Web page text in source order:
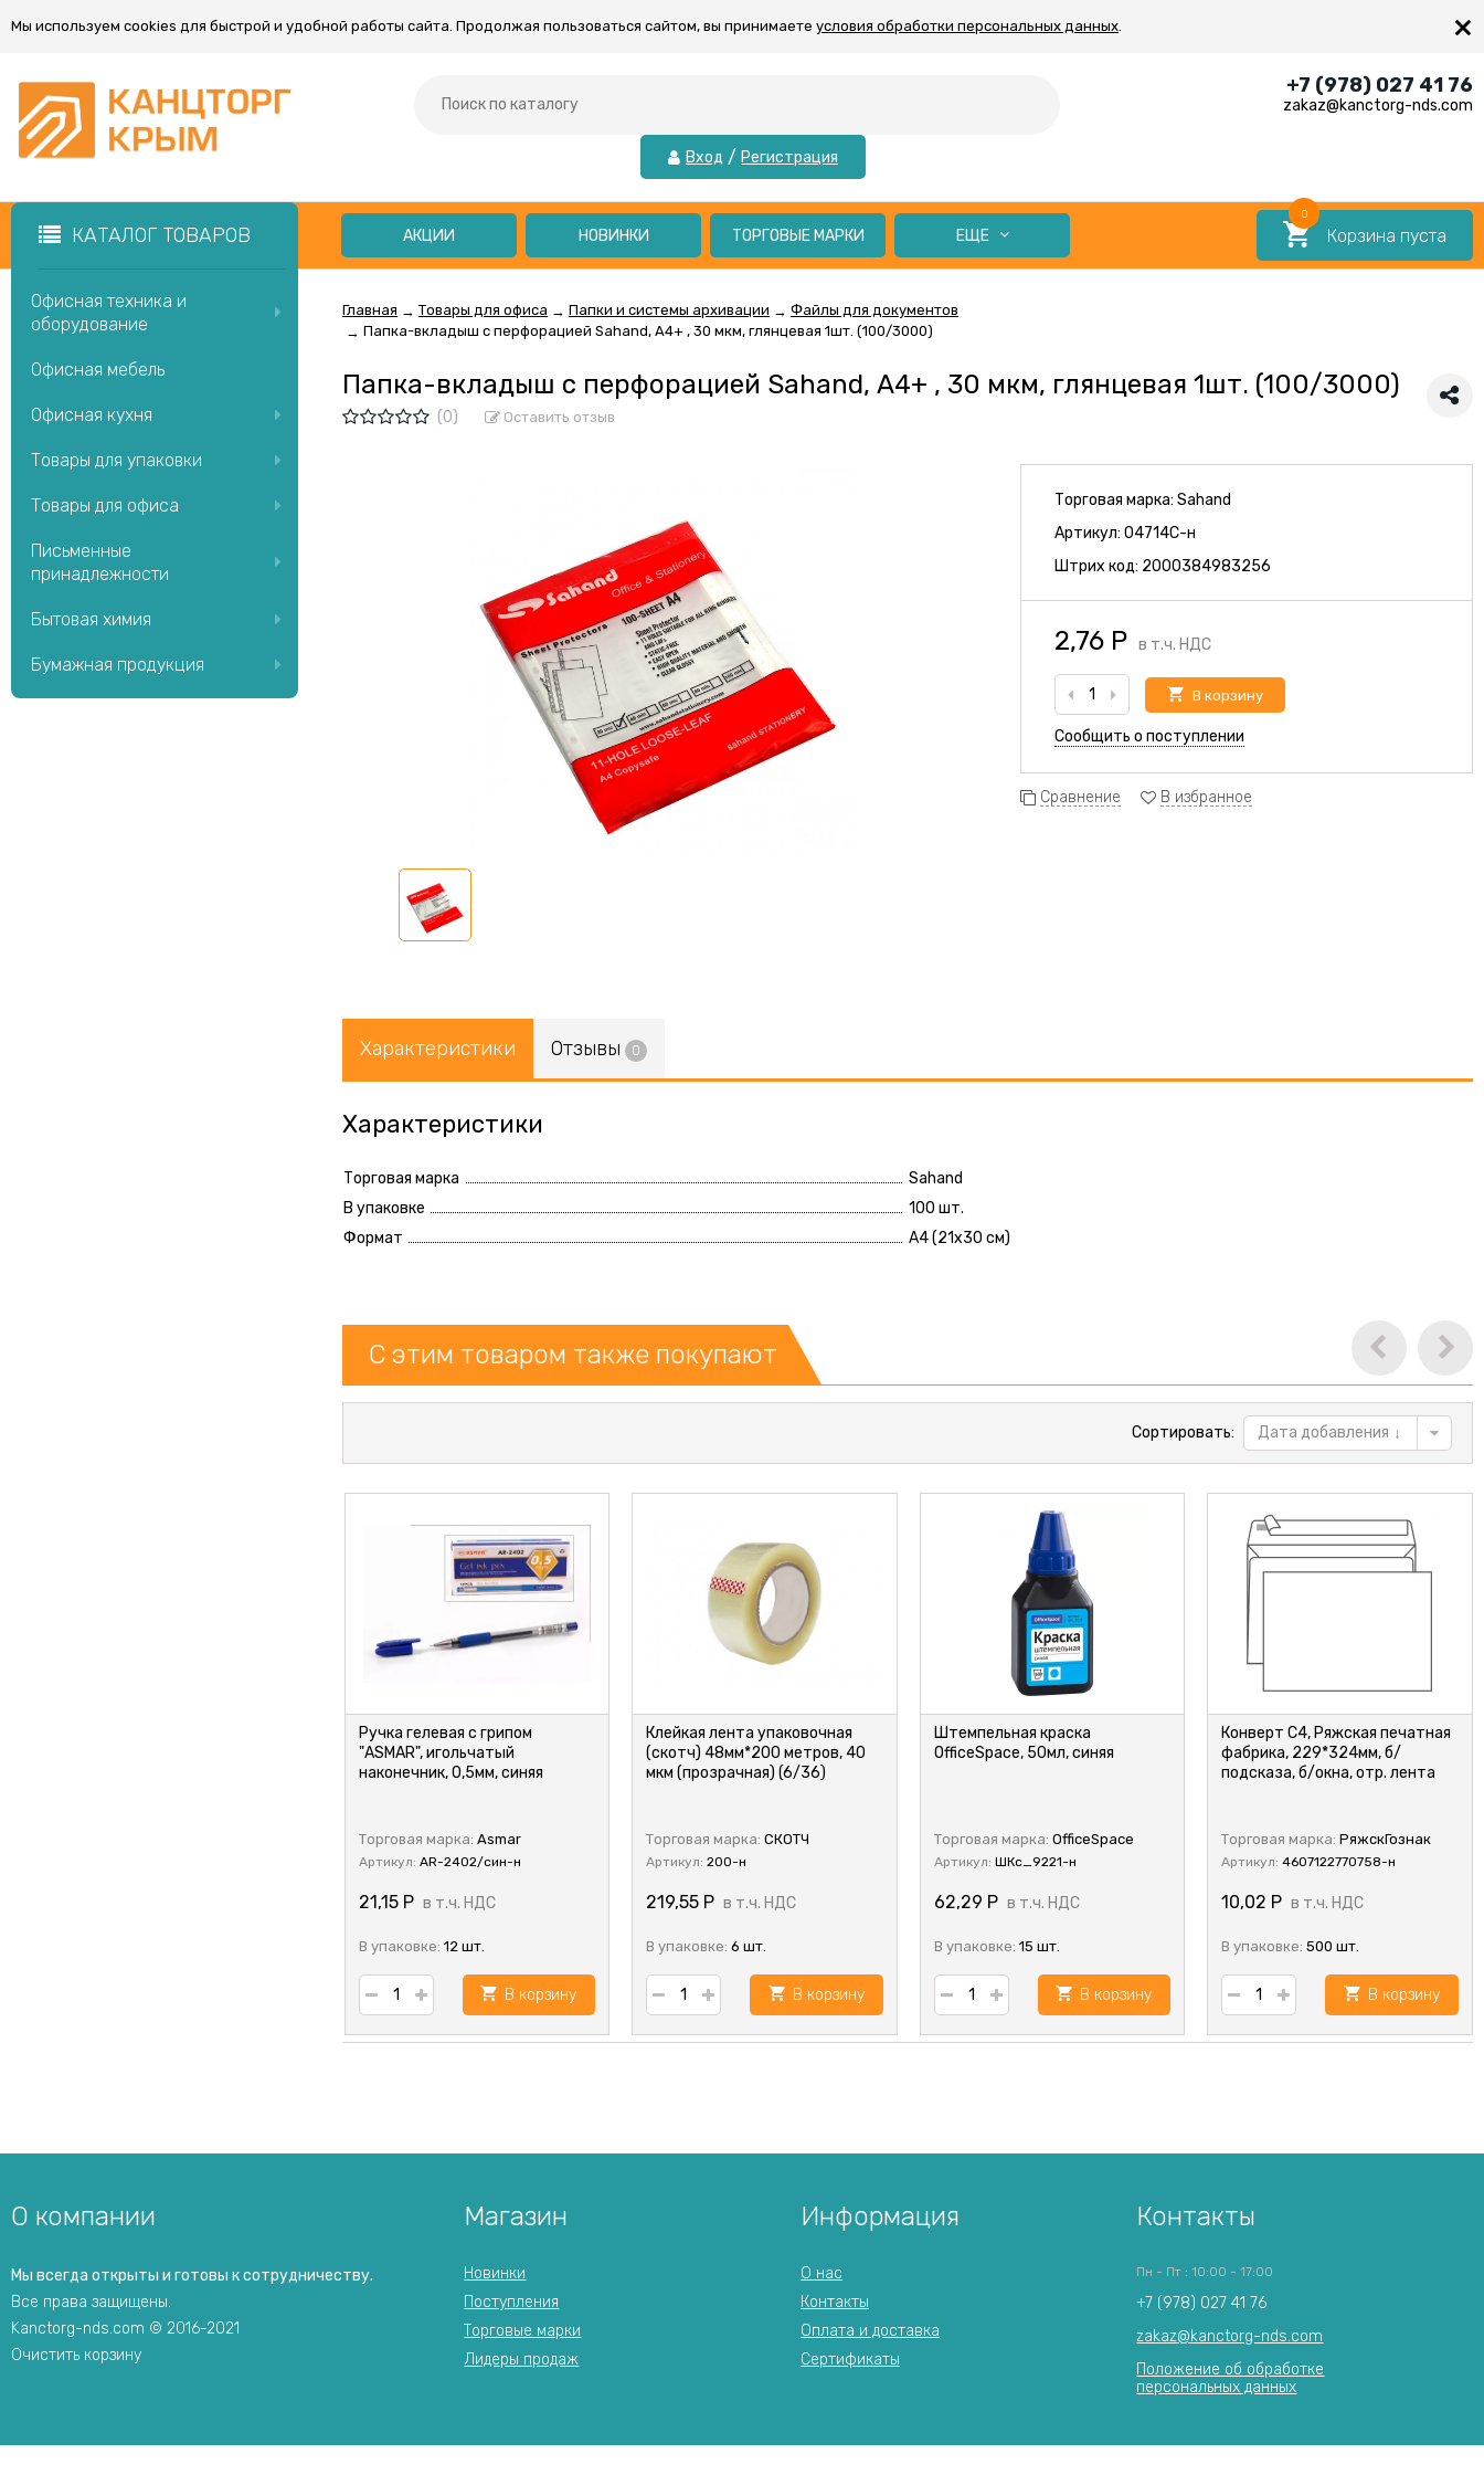
Мы используем cookies для быстрой и удобной работы сайта. Продолжая пользоваться сайтом, вы принимаете условия обработки персональных данных. ×
Вход / Регистрация
+7 (978) 027 41 76
zakaz@kanctorg-nds.com
КАТАЛОГ ТОВАРОВ Корзина пуста
0
АКЦИИ НОВИНКИ ТОРГОВЫЕ МАРКИ ЕЩЕ
Главная → Товары для офиса → Папки и системы архивации → Файлы для документов
→ Папка-вкладыш с перфорацией Sahand, А4+ , 30 мкм, глянцевая 1шт. (100/3000)
Папка-вкладыш с перфорацией Sahand, А4+ , 30 мкм, глянцевая 1шт. (100/3000)
(0) Оставить отзыв
Торговая марка:Sahand
Артикул:04714C-н
Штрих код: 2000384983256
2,76 Р в т.ч. НДС
В корзину
Сообщить о поступлении
Сравнение В избранное
Характеристики Отзывы 0
Характеристики
Торговая марка
Sahand
В упаковке
100 шт.
Формат
А4 (21x30 см)
С этим товаром также покупают
Сортировать: Дата добавления
Ручка гелевая с грипом
"ASMAR", игольчатый
наконечник, 0,5мм, синяя
Торговая марка: Asmar
Артикул: AR-2402/син-н
21,15 Р в т.ч. НДС
В упаковке: 12 шт.
В корзину
Клейкая лента упаковочная
(скотч) 48мм*200 метров, 40
мкм (прозрачная) (6/36)
Торговая марка: СКОТЧ
Артикул: 200-н
219,55 Р в т.ч. НДС
В упаковке: 6 шт.
В корзину
Штемпельная краска
OfficeSpace, 50мл, синяя
Торговая марка: OfficeSpace
Артикул: ШКс_9221-н
62,29 Р в т.ч. НДС
В упаковке: 15 шт.
В корзину
Конверт C4, Ряжская печатная
фабрика, 229*324мм, б/
подсказа, б/окна, отр. лента
Торговая марка: РяжскГознак
Артикул: 4607122770758-н
10,02 Р в т.ч. НДС
В упаковке: 500 шт.
В корзину
Офисная техника и
оборудование
Офисная мебель
Офисная кухня
Товары для упаковки
Товары для офиса
Письменные
принадлежности
Бытовая химия
Бумажная продукция
О компании
Мы всегда открыты и готовы к сотрудничеству.
Все права защищены.
Kanctorg-nds.com © 2016-2021
Очистить корзину
Магазин
Новинки
Поступления
Торговые марки
Лидеры продаж
Информация
О нас
Контакты
Оплата и доставка
Сертификаты
Контакты
Пн - Пт : 10:00 - 17:00
+7 (978) 027 41 76
zakaz@kanctorg-nds.com
Положение об обработке
персональных данных